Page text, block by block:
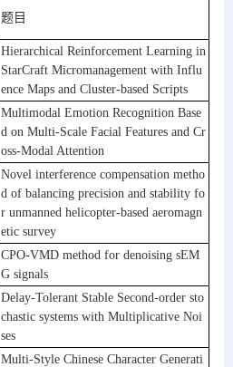
题目
Hierarchical Reinforcement Learning in
StarCraft Micromanagement with Influ
ence Maps and Cluster-based Scripts
Multimodal Emotion Recognition Base
d on Multi-Scale Facial Features and Cr
oss-Modal Attention
Novel interference compensation metho
d of balancing precision and stability fo
r unmanned helicopter-based aeromagn
etic survey
CPO-VMD method for denoising sEM
G signals
Delay-Tolerant Stable Second-order sto
chastic systems with Multiplicative Noi
ses
Multi-Style Chinese Character Generati